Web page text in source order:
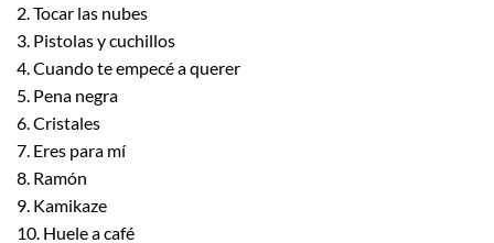
2. Tocar las nubes
3. Pistolas y cuchillos
4. Cuando te empecé a querer
5. Pena negra
6. Cristales
7. Eres para mí
8. Ramón
9. Kamikaze
10. Huele a café